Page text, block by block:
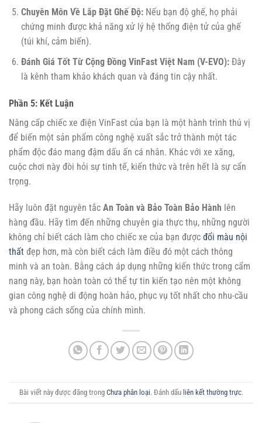
Chuyên Môn Về Lắp Đặt Ghế Độ:Nếu bạn độ ghế, họ phải
chứng minh được khả năng xử lý hệ thống điện tử của ghế
(túi khí, cảm biến).
Đánh Giá Tốt Từ Cộng Đồng VinFast Việt Nam (V-EVO):Đây
là kênh tham khảo khách quan và đáng tin cậy nhất.
Phần 5: Kết Luận
Nâng cấp chiếc xe điện VinFast của bạn là một hành trình thú vị
để biến một sản phẩm công nghệ xuất sắc trở thành một tác
phẩm độc đáo mang đậm dấu ấn cá nhân. Khác với xe xăng,
cuộc chơi này đòi hỏi sự tinh tế, kiến thức và trên hết là sự cẩn
trọng.
Hãy luôn đặt nguyên tắc An Toàn và Bảo Toàn Bảo Hành lên
hàng đầu. Hãy tìm đến những chuyên gia thực thụ, những người
không chỉ biết cách làm cho chiếc xe của bạn được đổi màu nội
thất đẹp hơn, mà còn biết cách làm điều đó một cách thông
minh và an toàn. Bằng cách áp dụng những kiến thức trong cẩm
nang này, bạn hoàn toàn có thể tự tin kiến tạo nên một không
gian công nghệ di động hoàn hảo, phục vụ tốt nhất cho nhu-cầu
và phong cách sống của chính mình.
Bài viết này được đăng trong Chưa phân loại. Đánh dấu liên kết thường trực.